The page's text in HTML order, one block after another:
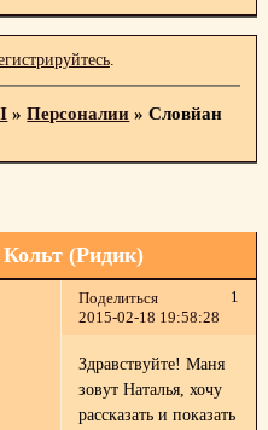
.
»Персоналии »Словйан
(Ридик)
Поделиться
1
2015-02-18 19:58:28
Здравствуйте! Маня
зовут Наталья, хочу
рассказать и показать